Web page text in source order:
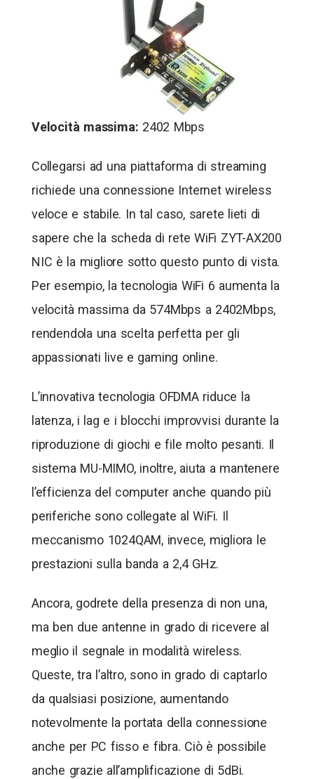
Velocità massima: 2402 Mbps
Collegarsi ad una piattaforma di streaming
richiede una connessione Internet wireless
veloce e stabile. In tal caso, sarete lieti di
sapere che la scheda di rete WiFi ZYT-AX200
NIC è la migliore sotto questo punto di vista.
Per esempio, la tecnologia WiFi 6 aumenta la
velocità massima da 574Mbps a 2402Mbps,
rendendola una scelta perfetta per gli
appassionati live e gaming online.
L’innovativa tecnologia OFDMA riduce la
latenza, i lag e i blocchi improvvisi durante la
riproduzione di giochi e file molto pesanti. Il
sistema MU-MIMO, inoltre, aiuta a mantenere
l’efficienza del computer anche quando più
periferiche sono collegate al WiFi. Il
meccanismo 1024QAM, invece, migliora le
prestazioni sulla banda a 2,4 GHz.
Ancora, godrete della presenza di non una,
ma ben due antenne in grado di ricevere al
meglio il segnale in modalità wireless.
Queste, tra l’altro, sono in grado di captarlo
da qualsiasi posizione, aumentando
notevolmente la portata della connessione
anche per PC fisso e fibra. Ciò è possibile
anche grazie all’amplificazione di 5dBi.